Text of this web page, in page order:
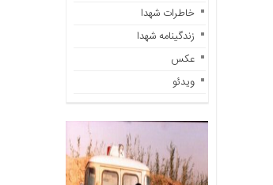
خاطرات شهدا
زندگینامه شهدا
عکس
ویدئو